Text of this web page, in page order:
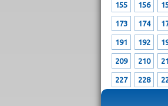
155 156
173 174
191 192
209 210
227 228